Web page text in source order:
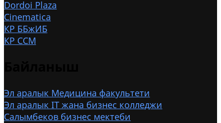
Dordoi Plaza
Cinematica
КР ББжИБ
КР ССМ
Эл аралык Медицина факультети
Эл аралык IT жана бизнес колледжи
Салымбеков бизнес мектеби